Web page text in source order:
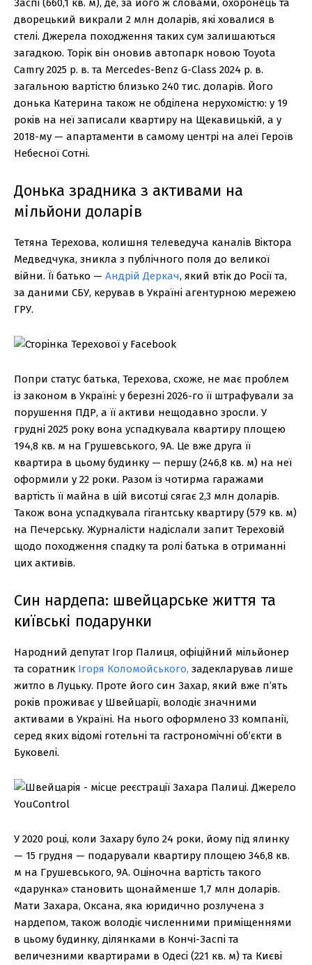
Заспі (660,1 кв. м), де, за його ж словами, охоронець та
дворецький викрали 2 млн доларів, які ховалися в
стелі. Джерела походження таких сум залишаються
загадкою. Торік він оновив автопарк новою Toyota
Camry 2025 р. в. та Mercedes-Benz G-Class 2024 р. в.
загальною вартістю близько 240 тис. доларів. Його
донька Катерина також не обділена нерухомістю: у 19
років на неї записали квартиру на Щекавицькій, а у
2018-му — апартаменти в самому центрі на алеї Героїв
Небесної Сотні.
Донька зрадника з активами на
мільйони доларів
Тетяна Терехова, колишня телеведуча каналів Віктора
Медведчука, зникла з публічного поля до великої
війни. Її батько — Андрій Деркач, який втік до Росії та,
за даними СБУ, керував в Україні агентурною мережею
ГРУ.
Попри статус батька, Терехова, схоже, не має проблем
із законом в Україні: у березні 2026-го її штрафували за
порушення ПДР, а її активи нещодавно зросли. У
грудні 2025 року вона успадкувала квартиру площею
194,8 кв. м на Грушевського, 9А. Це вже друга її
квартира в цьому будинку — першу (246,8 кв. м) на неї
оформили у 22 роки. Разом із чотирма гаражами
вартість її майна в цій висотці сягає 2,3 млн доларів.
Також вона успадкувала гігантську квартиру (579 кв. м)
на Печерську. Журналісти надіслали запит Тереховій
щодо походження спадку та ролі батька в отриманні
цих активів.
Син нардепа: швейцарське життя та
київські подарунки
Народний депутат Ігор Палиця, офіційний мільйонер
та соратник Ігоря Коломойського, задекларував лише
житло в Луцьку. Проте його син Захар, який вже п’ять
років проживає у Швейцарії, володіє значними
активами в Україні. На нього оформлено 33 компанії,
серед яких відомі готельні та гастрономічні об’єкти в
Буковелі.
У 2020 році, коли Захару було 24 роки, йому під ялинку
— 15 грудня — подарували квартиру площею 346,8 кв.
м на Грушевського, 9А. Оціночна вартість такого
«дарунка» становить щонайменше 1,7 млн доларів.
Мати Захара, Оксана, яка юридично розлучена з
нардепом, також володіє численними приміщеннями
в цьому будинку, ділянками в Кончі-Заспі та
величезними квартирами в Одесі (221 кв. м) та Києві